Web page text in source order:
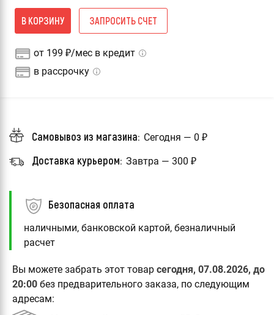
В КОРЗИНУ ЗАПРОСИТЬ СЧЕТ
от 199 ₽/мес в кредит
в рассрочку
Самовывоз из магазина: Сегодня — 0 ₽
Доставка курьером: Завтра — 300 ₽
Безопасная оплата
наличными, банковской картой, безналичный
расчет
Вы можете забрать этот товар сегодня, 07.08.2026, до
20:00 без предварительного заказа, по следующим
адресам: